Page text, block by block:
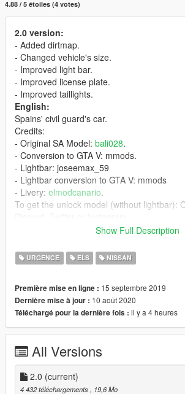
4.88 / 5 étoiles (4 votes)
2.0 version:
- Added dirtmap.
- Changed vehicle's size.
- Improved light bar.
- Improved license plate.
- Improved taillights.
English:
Spains' civil guard's car.
Credits:
- Original SA Model: bali028.
- Conversion to GTA V: mmods.
- Lightbar: joseemax_59
- Lightbar conversion to GTA V: mmods
- Livery: elmodcanario.
To get the unlock model (without lightbar):
Twitter and Instagram: @mmodsgtav
If you make a livery, please upload only .ytd
original link to get yft.
Castellano:
Vehículo de la Guardia Civil (agrupación de
Créditos:
- Modelo original de San Andreas:bali028.
- Puente: joseemax_59.
- Conversión del puente a GTA V: mmods
- Pintura:elmodcanario
Para obtener el modelo desbloqueado (sin
Show Full Description
URGENCE ELS NISSAN
Première mise en ligne : 15 septembre 2019
Dernière mise à jour : 10 août 2020
Téléchargé pour la dernière fois : il y a 4 heures
All Versions
2.0 (current)
4 432 téléchargements, 19,6 Mo